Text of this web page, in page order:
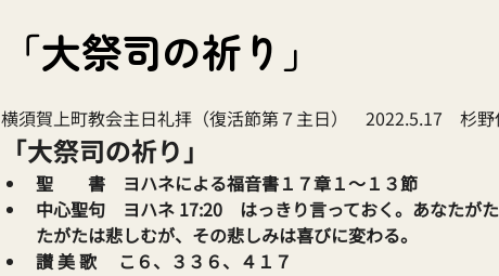
「大祭司の祈り」
横須賀上町教会主日礼拝（復活節第７主日）　2022.5.17　杉
「大祭司の祈り」
聖　　書　ヨハネによる福音書１７章１～１３節
中心聖句　ヨハネ 17:20　はっきり言っておく。あなたが
たがたは悲しむが、その悲しみは喜びに変わる。
讃 美 歌 　こ６、３３６、４１７